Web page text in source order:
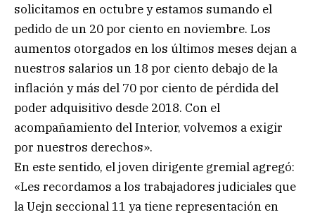
solicitamos en octubre y estamos sumando el
pedido de un 20 por ciento en noviembre. Los
aumentos otorgados en los últimos meses dejan a
nuestros salarios un 18 por ciento debajo de la
inflación y más del 70 por ciento de pérdida del
poder adquisitivo desde 2018. Con el
acompañamiento del Interior, volvemos a exigir
por nuestros derechos».
En este sentido, el joven dirigente gremial agregó:
«Les recordamos a los trabajadores judiciales que
la Uejn seccional 11 ya tiene representación en